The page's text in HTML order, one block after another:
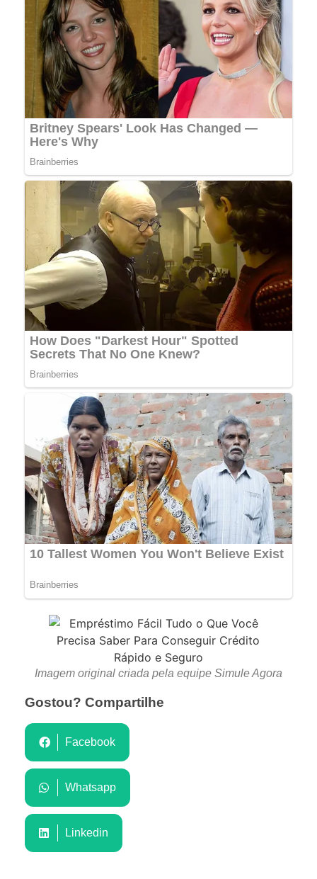
Imagem original criada pela equipe Simule Agora
Gostou? Compartilhe
Facebook
Whatsapp
Linkedin